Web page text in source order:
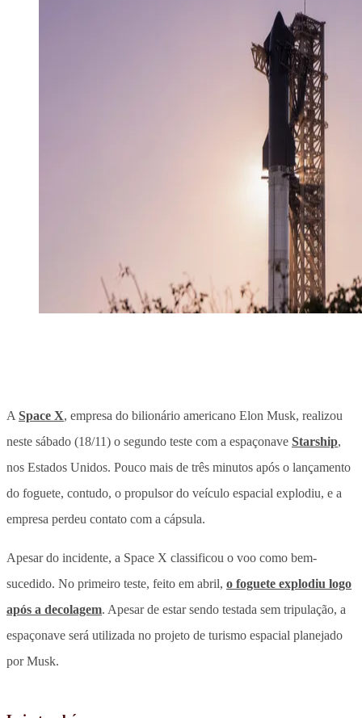
A Space X, empresa do bilionário americano Elon Musk, realizou
neste sábado (18/11) o segundo teste com a espaçonave Starship,
nos Estados Unidos. Pouco mais de três minutos após o lançamento
do foguete, contudo, o propulsor do veículo espacial explodiu, e a
empresa perdeu contato com a cápsula.
Apesar do incidente, a Space X classificou o voo como bem-
sucedido. No primeiro teste, feito em abril, o foguete explodiu logo
após a decolagem. Apesar de estar sendo testada sem tripulação, a
espaçonave será utilizada no projeto de turismo espacial planejado
por Musk.